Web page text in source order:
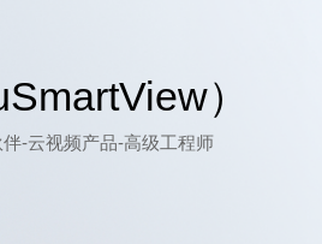
）
-云视频产品-高级工程师